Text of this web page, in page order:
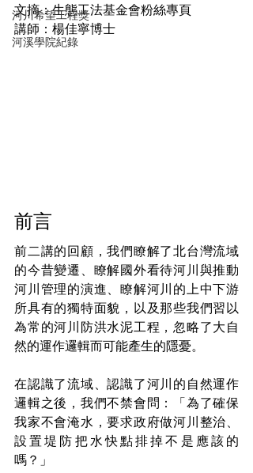
河川希望工程獎
河溪學院紀錄
文摘：生態工法基金會粉絲專頁
講師：楊佳寧博士
前言
前二講的回顧，我們瞭解了北台灣流域
的今昔變遷、瞭解國外看待河川與推動
河川管理的演進、瞭解河川的上中下游
所具有的獨特面貌，以及那些我們習以
為常的河川防洪水泥工程，忽略了大自
然的運作邏輯而可能產生的隱憂。
在認識了流域、認識了河川的自然運作
邏輯之後，我們不禁會問：「為了確保
我家不會淹水，要求政府做河川整治、
設置堤防把水快點排掉不是應該的
嗎？」